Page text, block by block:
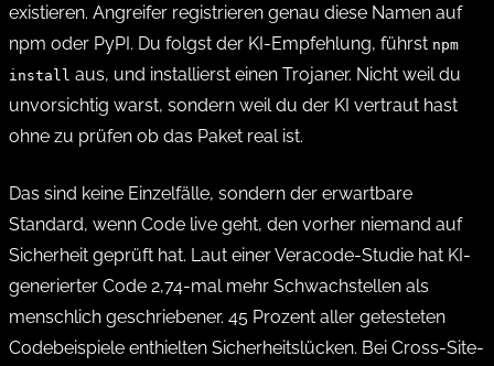
existieren. Angreifer registrieren genau diese Namen auf
npm oder PyPI. Du folgst der KI-Empfehlung, führst npm
install aus, und installierst einen Trojaner. Nicht weil du
unvorsichtig warst, sondern weil du der KI vertraut hast
ohne zu prüfen ob das Paket real ist.
Das sind keine Einzelfälle, sondern der erwartbare
Standard, wenn Code live geht, den vorher niemand auf
Sicherheit geprüft hat. Laut einer Veracode-Studie hat KI-
generierter Code 2,74-mal mehr Schwachstellen als
menschlich geschriebener. 45 Prozent aller getesteten
Codebeispiele enthielten Sicherheitslücken. Bei Cross-Site-